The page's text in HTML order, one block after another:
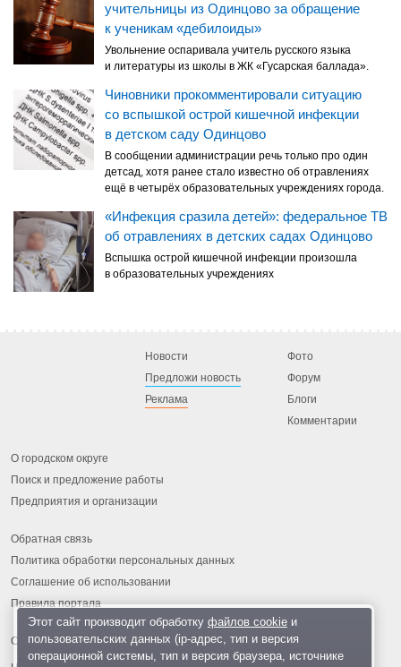
учительницы из Одинцово за обращение
к ученикам «дебилоиды»
Увольнение оспаривала учитель русского языка
и литературы из школы в ЖК «Гусарская баллада».
Чиновники прокомментировали ситуацию
со вспышкой острой кишечной инфекции
в детском саду Одинцово
В сообщении администрации речь только про один
детсад, хотя ранее стало известно об отравлениях
ещё в четырёх образовательных учреждениях города.
«Инфекция сразила детей»: федеральное ТВ
об отравлениях в детских садах Одинцово
Вспышка острой кишечной инфекции произошла
в образовательных учреждениях
Новости
Предложи новость
Реклама
Фото
Форум
Блоги
Комментарии
О городском округе
Поиск и предложение работы
Предприятия и организации
Обратная связь
Политика обработки персональных данных
Соглашение об использовании
Правила портала
Этот сайт производит обработку файлов cookieи
пользовательских данных (ip-адрес, тип и версия
операционной системы, тип и версия браузера, источнике